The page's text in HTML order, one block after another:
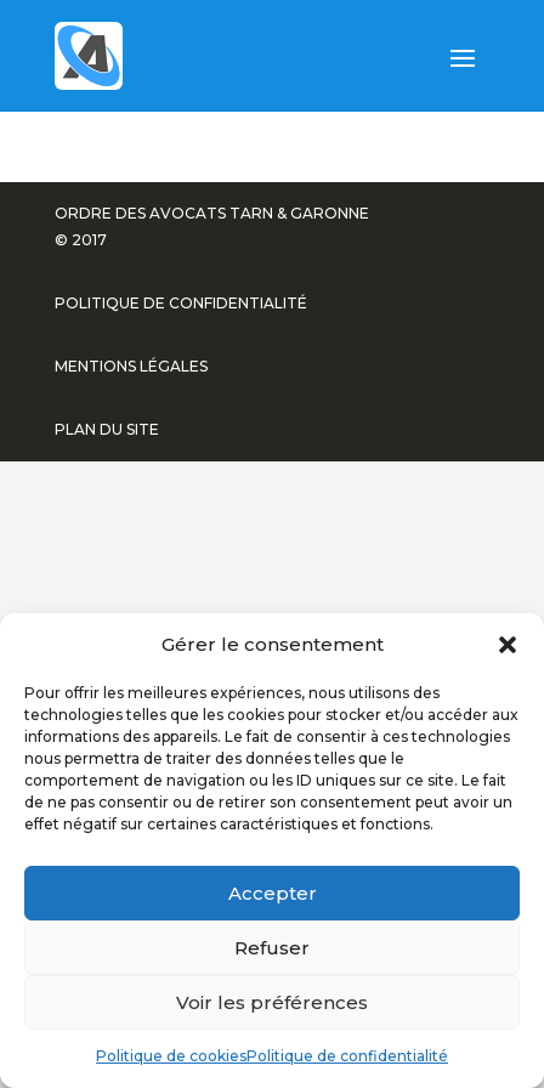
Gérer le consentement
Pour offrir les meilleures expériences, nous utilisons des
technologies telles que les cookies pour stocker et/ou accéder aux
informations des appareils. Le fait de consentir à ces technologies
nous permettra de traiter des données telles que le
comportement de navigation ou les ID uniques sur ce site. Le fait
de ne pas consentir ou de retirer son consentement peut avoir un
effet négatif sur certaines caractéristiques et fonctions.
Accepter
Refuser
Voir les préférences
Politique de cookiesPolitique de confidentialité
ORDRE DES AVOCATS TARN & GARONNE
© 2017
POLITIQUE DE CONFIDENTIALITÉ
MENTIONS LÉGALES
PLAN DU SITE